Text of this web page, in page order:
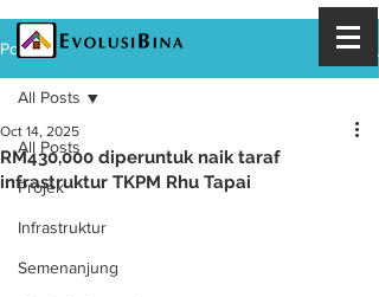
Post
All Posts
Projek
Infrastruktur
Semenanjung
All Posts
RM430,000 diperuntuk naik taraf
infrastruktur TKPM Rhu Tapai
Oct 14, 2025